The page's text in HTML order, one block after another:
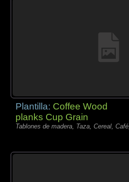
Plantilla: Coffee Wood
planks Cup Grain
Tablones de madera, Taza, Cereal, Café,